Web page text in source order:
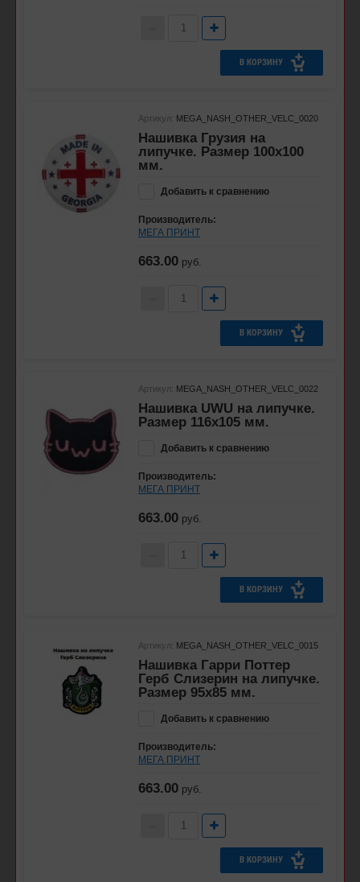
В КОРЗИНУ
Артикул: MEGA_NASH_OTHER_VELC_0020
Нашивка Грузия на
липучке. Размер 100х100
мм.
Добавить к сравнению
Производитель:
МЕГА ПРИНТ
663.00 руб.
В КОРЗИНУ
Артикул: MEGA_NASH_OTHER_VELC_0022
Нашивка UWU на липучке.
Размер 116х105 мм.
Добавить к сравнению
Производитель:
МЕГА ПРИНТ
663.00 руб.
В КОРЗИНУ
Артикул: MEGA_NASH_OTHER_VELC_0015
Нашивка Гарри Поттер
Герб Слизерин на липучке.
Размер 95x85 мм.
Добавить к сравнению
Производитель:
МЕГА ПРИНТ
663.00 руб.
В КОРЗИНУ